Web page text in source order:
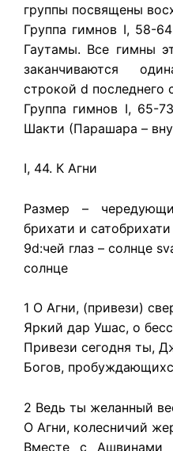
группы посвящены
Группа гимнов I, 58-
Гаутамы. Все гимны
заканчиваются
строкой d последнего
Группа гимнов I, 65-
Шакти (Парашара –
I, 44. К Агни
Размер –
брихати и сатобрихати
9d:чей глаз – солнце
солнце
1 О Агни, (привези)
Яркий дар Ушас, о
Привези сегодня ты,
Богов,
2 Ведь ты желанный
О Агни, колесничий
Вместе с Ашвинами